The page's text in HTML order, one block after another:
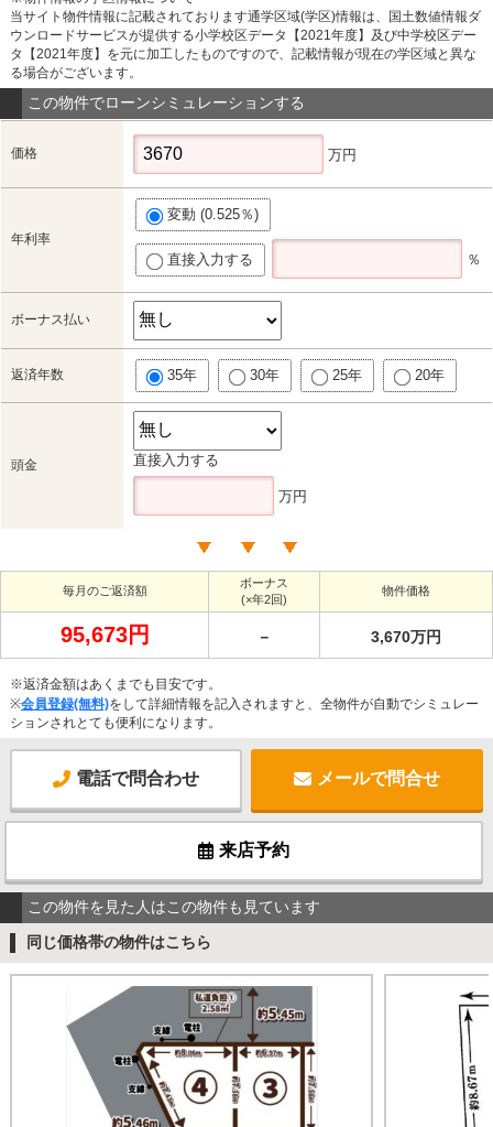
当サイト物件情報に記載されております通学区域(学区)情報は、国土数値情報ダ
ウンロードサービスが提供する小学校区データ【2021年度】及び中学校区デー
タ【2021年度】を元に加工したものですので、記載情報が現在の学区域と異な
る場合がございます。
この物件でローンシミュレーションする
価格 万円
年利率
変動 (0.525％)
直接入力する ％
ボーナス払い
返済年数 35年 30年 25年 20年
頭金 直接入力する
万円
毎月のご返済額
ボーナス
(×年2回)
物件価格
95,673円 － 3,670万円
※返済金額はあくまでも目安です。
※会員登録(無料)をして詳細情報を記入されますと、全物件が自動でシミュレー
ションされとても便利になります。
電話で問合わせ メールで問合せ
来店予約
この物件を見た人はこの物件も見ています
同じ価格帯の物件はこちら